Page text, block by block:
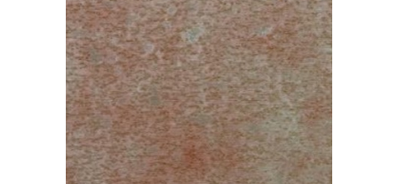
Cobre TECU Patina
Madrid